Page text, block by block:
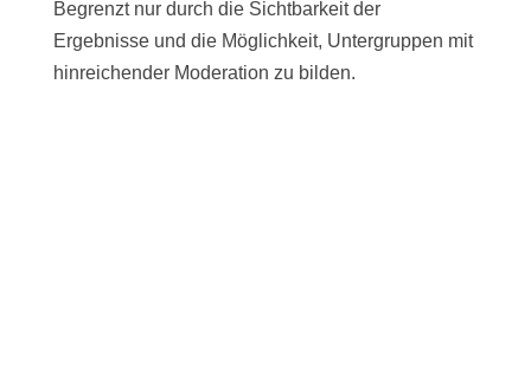
Begrenzt nur durch die Sichtbarkeit der
Ergebnisse und die Möglichkeit, Untergruppen mit
hinreichender Moderation zu bilden.